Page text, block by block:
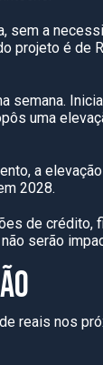
sem a
projeto é de
uma
a
2028.
de crédito,
serão
reais nos